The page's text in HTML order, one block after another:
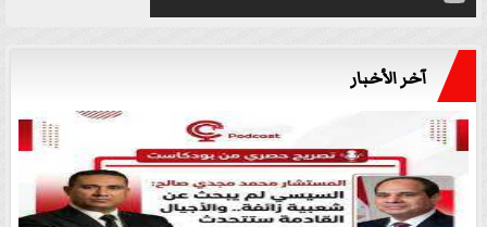
آخر الأخبار